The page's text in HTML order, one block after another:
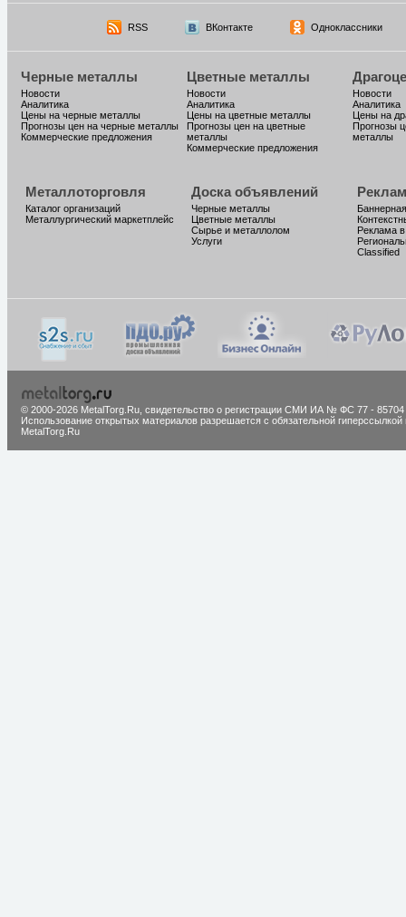
RSS ВКонтакте Одноклассники
Черные металлы
Новости
Аналитика
Цены на черные металлы
Прогнозы цен на черные металлы
Коммерческие предложения
Цветные металлы
Новости
Аналитика
Цены на цветные металлы
Прогнозы цен на цветные
металлы
Коммерческие предложения
Новости
Аналитика
Цены на
Прогнозы
металлы
Металлоторговля
Каталог организаций
Металлургический маркетплейс
Доска объявлений
Черные металлы
Цветные металлы
Сырье и металлолом
Услуги
Реклама
Classified
© 2000-2026 MetalTorg.Ru, cвидетельство о регистрации СМИ ИА № ФС 77 - 85704
Использование открытых материалов разрешается с обязательной гиперссылкой
MetalTorg.Ru